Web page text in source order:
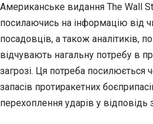
Американське видання The Wall
посилаючись на інформацію від
посадовців, а також аналітиків,
відчувають нагальну потребу в
загрозі. Ця потреба посилюється
запасів протиракетних
перехоплення ударів у відповідь